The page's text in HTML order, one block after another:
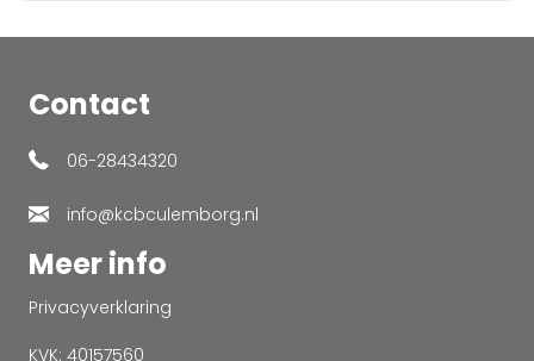
Contact
06-28434320
info@kcbculemborg.nl
Meer info
Privacyverklaring
KVK: 40157560